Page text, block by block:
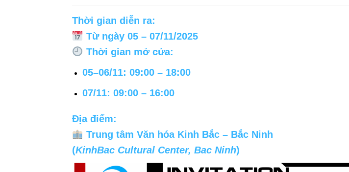
Thời gian diễn ra:
Từ ngày 05 – 07/11/2025
Thời gian mở cửa:
05–06/11: 09:00 – 18:00
07/11: 09:00 – 16:00
Địa điểm:
Trung tâm Văn hóa Kinh Bắc – Bắc Ninh
(KinhBac Cultural Center, Bac Ninh)